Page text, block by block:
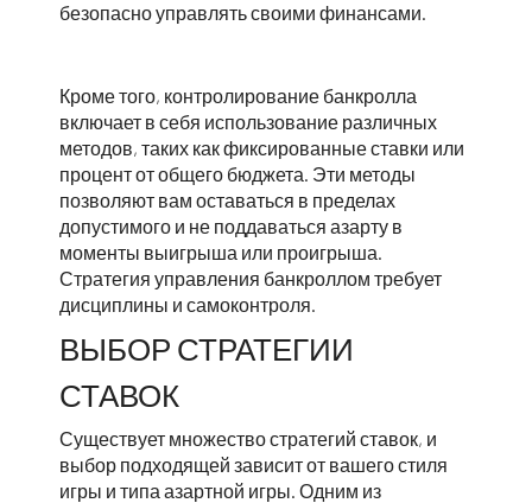
безопасно управлять своими финансами.
Кроме того, контролирование банкролла
включает в себя использование различных
методов, таких как фиксированные ставки или
процент от общего бюджета. Эти методы
позволяют вам оставаться в пределах
допустимого и не поддаваться азарту в
моменты выигрыша или проигрыша.
Стратегия управления банкроллом требует
дисциплины и самоконтроля.
ВЫБОР СТРАТЕГИИ
СТАВОК
Существует множество стратегий ставок, и
выбор подходящей зависит от вашего стиля
игры и типа азартной игры. Одним из